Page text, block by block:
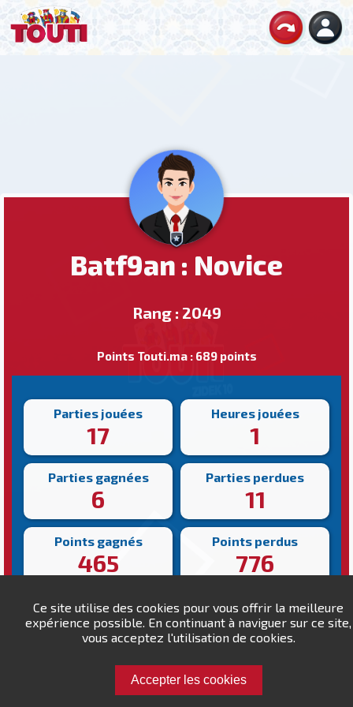
Ce site utilise des cookies pour vous offrir la meilleure
expérience possible. En continuant à naviguer sur ce site,
vous acceptez l'utilisation de cookies.
Accepter les cookies
Batf9an : Novice
Rang : 2049
Points Touti.ma : 689 points
Parties jouées
17
Heures jouées
1
Parties gagnées
6
Parties perdues
11
Points gagnés
465
Points perdus
776
Victoire la plus rapide
193s
Victoire la plus lente
471s
Défiez Batf9an !